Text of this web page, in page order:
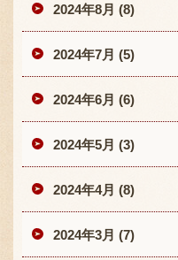
2024年8月 (8)
2024年7月 (5)
2024年6月 (6)
2024年5月 (3)
2024年4月 (8)
2024年3月 (7)